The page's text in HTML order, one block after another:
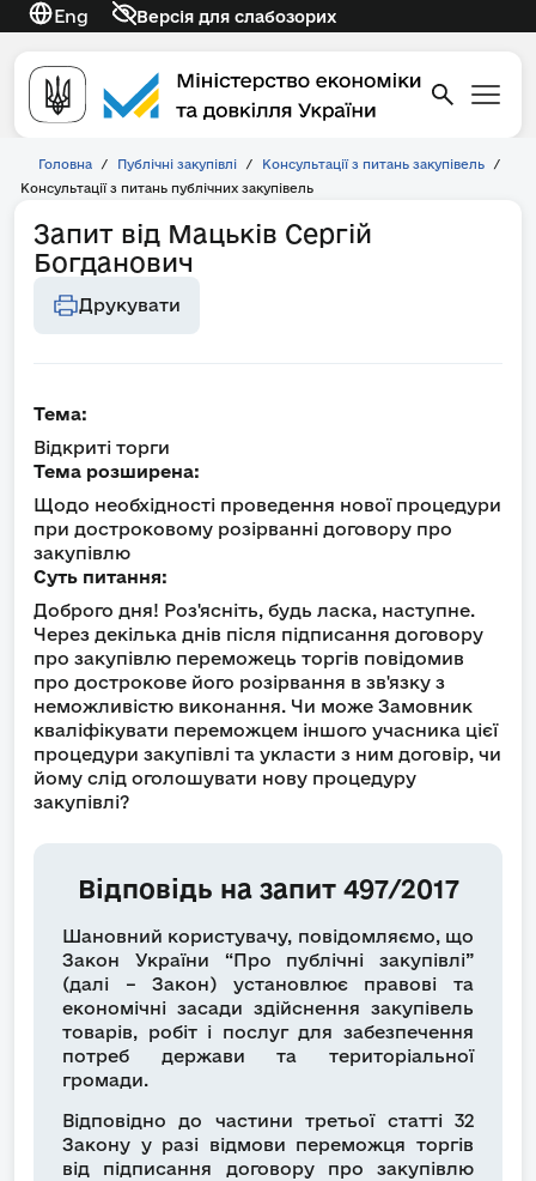
Eng Версія для слабозорих
Головна / Публічні закупівлі / Консультації з питань закупівель
/
Консультації з питань публічних закупівель
Запит від Мацьків Сергій
Богданович
Друкувати
Тема:
Відкриті торги
Тема розширена:
Щодо необхідності проведення нової процедури
при достроковому розірванні договору про
закупівлю
Суть питання:
Доброго дня! Роз'ясніть, будь ласка, наступне.
Через декілька днів після підписання договору
про закупівлю переможець торгів повідомив
про дострокове його розірвання в зв'язку з
неможливістю виконання. Чи може Замовник
кваліфікувати переможцем іншого учасника цієї
процедури закупівлі та укласти з ним договір, чи
йому слід оголошувати нову процедуру
закупівлі?
Відповідь на запит 497/2017
Шановний користувачу, повідомляємо, що
Закон України “Про публічні закупівлі”
(далі – Закон) установлює правові та
економічні засади здійснення закупівель
товарів, робіт і послуг для забезпечення
потреб держави та територіальної
громади.
Відповідно до частини третьої статті 32
Закону у разі відмови переможця торгів
від підписання договору про закупівлю